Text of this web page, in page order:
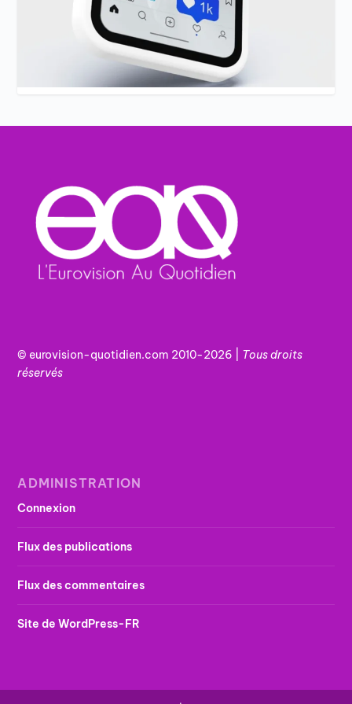
© eurovision-quotidien.com 2010-2026 | Tousdroits
réservés
ADMINISTRATION
Connexion
Flux des publications
Flux des commentaires
Site de WordPress-FR